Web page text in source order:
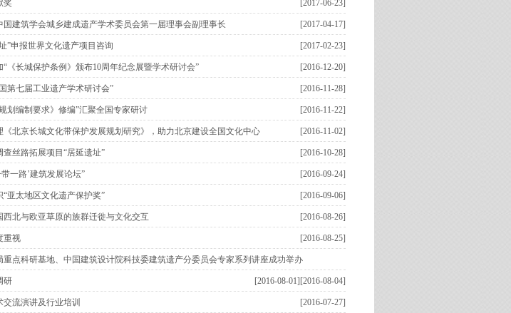
奖 [2017-06-23]
建筑学会城乡建成遗产学术委员会第一届理事会副理事长 [2017-04-17]
”申报世界文化遗产项目咨询 [2017-02-23]
《长城保护条例》颁布10周年纪念展暨学术研讨会” [2016-12-20]
第七届工业遗产学术研讨会” [2016-11-28]
划编制要求》修编”汇聚全国专家研讨 [2016-11-22]
《北京长城文化带保护发展规划研究》，助力北京建设全国文化中心 [2016-11-02]
丝路拓展项目“居延遗址” [2016-10-28]
一路’建筑发展论坛” [2016-09-24]
亚太地区文化遗产保护奖” [2016-09-06]
北与欧亚草原的族群迁徙与文化交互 [2016-08-26]
重视 [2016-08-25]
点科研基地、中国建筑设计院科技委建筑遗产分委员会专家系列讲座成功举办
[2016-08-04]
研 [2016-08-01]
流演讲及行业培训 [2016-07-27]